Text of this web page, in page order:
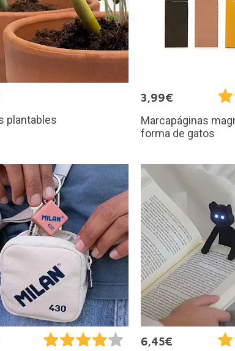
plantables
3,99€
Marcapáginas
forma de gatos
6,45€